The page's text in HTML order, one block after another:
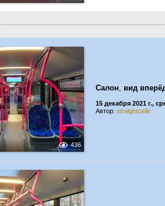
436
Салон, вид
15 декабря 2021 г.,
Автор: straightcelle